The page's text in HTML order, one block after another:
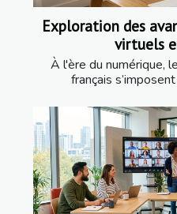
Exploration des
virtuels
À l'ère du numérique,
français